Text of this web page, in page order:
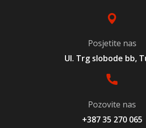
Posjetite nas
Ul. Trg slobode bb,
Pozovite nas
+387 35 270 065